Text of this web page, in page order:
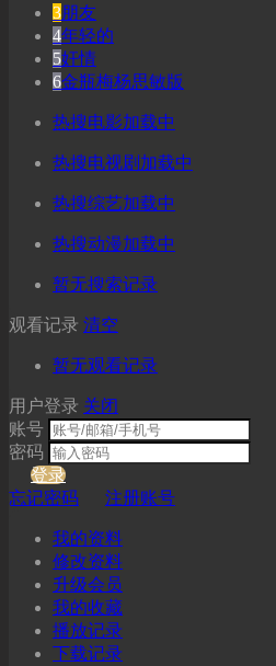
3朋友
4年轻的
5奸情
6金瓶梅杨思敏版
热搜电影加载中
热搜电视剧加载中
热搜综艺加载中
热搜动漫加载中
暂无搜索记录
观看记录 清空
暂无观看记录
用户登录 关闭
账号
密码
登录
忘记密码
注册账号
我的资料
修改资料
升级会员
我的收藏
播放记录
下载记录